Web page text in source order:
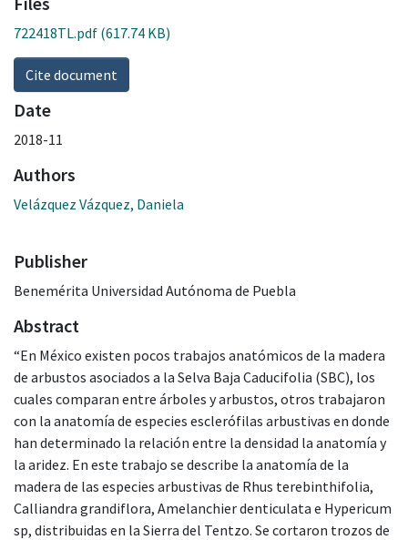
722418TL.pdf (617.74 KB)
Cite document
Date
2018-11
Authors
Velázquez Vázquez, Daniela
Publisher
Benemérita Universidad Autónoma de Puebla
Abstract
“En México existen pocos trabajos anatómicos de la madera
de arbustos asociados a la Selva Baja Caducifolia (SBC), los
cuales comparan entre árboles y arbustos, otros trabajaron
con la anatomía de especies esclerófilas arbustivas en donde
han determinado la relación entre la densidad la anatomía y
la aridez. En este trabajo se describe la anatomía de la
madera de las especies arbustivas de Rhus terebinthifolia,
Calliandra grandiflora, Amelanchier denticulata e Hypericum
sp, distribuidas en la Sierra del Tentzo. Se cortaron trozos de